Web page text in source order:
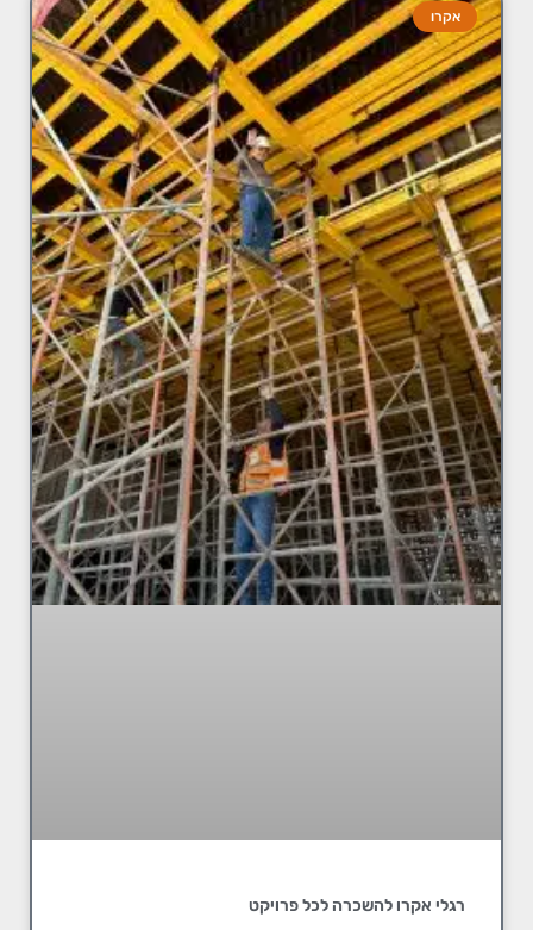
אקרו
רגלי אקרו להשכרה לכל פרויקט